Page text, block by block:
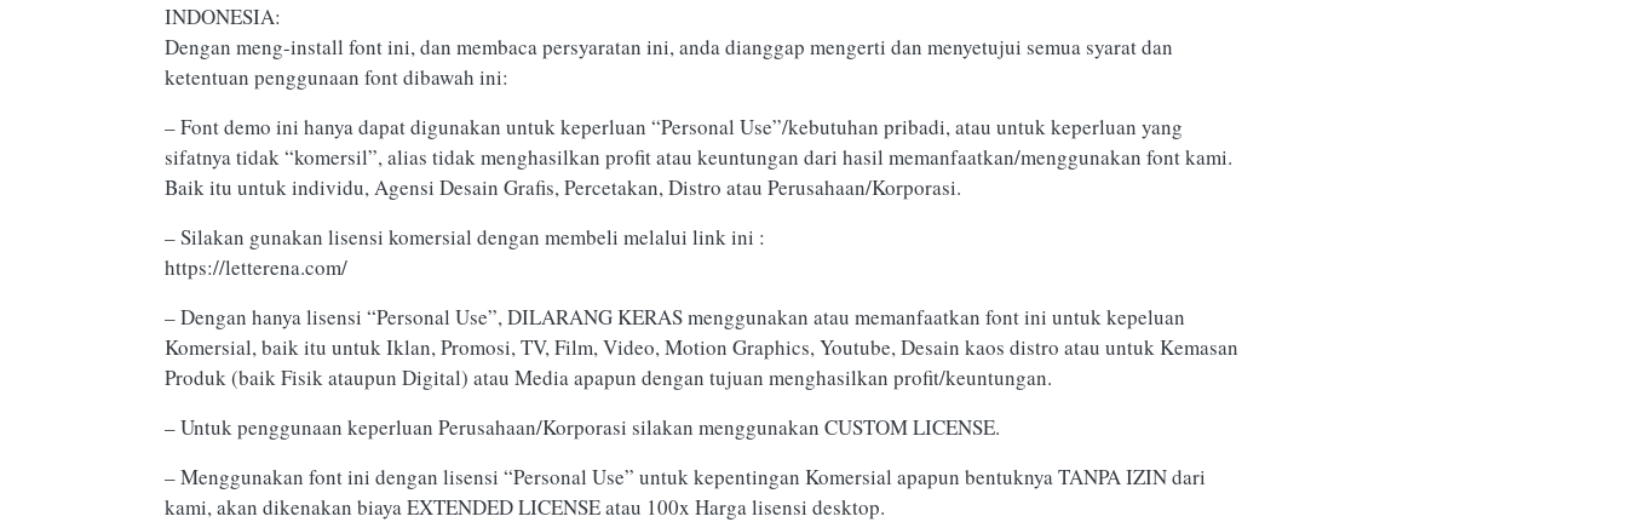
INDONESIA:
Dengan meng-install font ini, dan membaca persyaratan ini, anda dianggap mengerti dan menyetujui semua syarat dan
ketentuan penggunaan font dibawah ini:
– Font demo ini hanya dapat digunakan untuk keperluan “Personal Use”/kebutuhan pribadi, atau untuk keperluan yang
sifatnya tidak “komersil”, alias tidak menghasilkan profit atau keuntungan dari hasil memanfaatkan/menggunakan font kami.
Baik itu untuk individu, Agensi Desain Grafis, Percetakan, Distro atau Perusahaan/Korporasi.
– Silakan gunakan lisensi komersial dengan membeli melalui link ini :
https://letterena.com/
– Dengan hanya lisensi “Personal Use”, DILARANG KERAS menggunakan atau memanfaatkan font ini untuk kepeluan
Komersial, baik itu untuk Iklan, Promosi, TV, Film, Video, Motion Graphics, Youtube, Desain kaos distro atau untuk Kemasan
Produk (baik Fisik ataupun Digital) atau Media apapun dengan tujuan menghasilkan profit/keuntungan.
– Untuk penggunaan keperluan Perusahaan/Korporasi silakan menggunakan CUSTOM LICENSE.
– Menggunakan font ini dengan lisensi “Personal Use” untuk kepentingan Komersial apapun bentuknya TANPA IZIN dari
kami, akan dikenakan biaya EXTENDED LICENSE atau 100x Harga lisensi desktop.